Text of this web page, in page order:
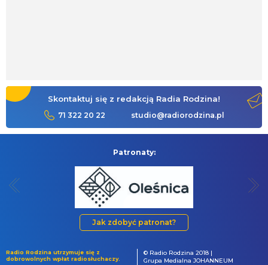
Skontaktuj się z redakcją Radia Rodzina!
71 322 20 22 studio@radiorodzina.pl
Patronaty:
Jak zdobyć patronat?
Radio Rodzina utrzymuje się z
dobrowolnych wpłat radiosłuchaczy.
© Radio Rodzina 2018 |
Grupa Medialna JOHANNEUM